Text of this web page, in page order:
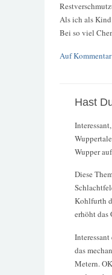
Als ich als
Bei so viel
Auf
Hast
Wupper
Diese
Kohlfurth
erhöht das
das
Metern.